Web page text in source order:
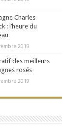
Charles
: l’heure du
2019
des meilleurs
rosés
2019